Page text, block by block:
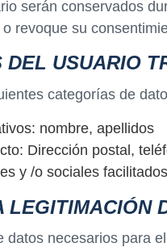
serán conservados
revoque su
DEL USUARIO
categorías de
nombre, apellidos
Dirección postal,
y /o sociales
datos necesarios para